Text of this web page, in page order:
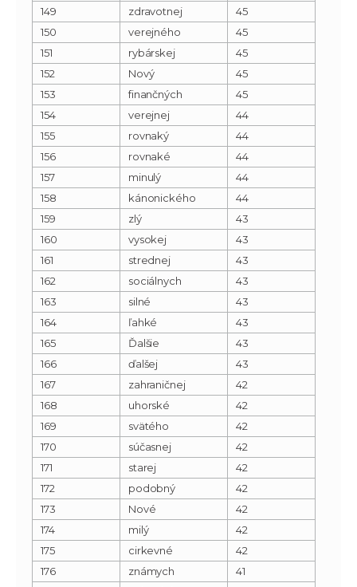
149
zdravotnej
45
150
verejného
45
151
rybárskej
45
152
Nový
45
153
finančných
45
154
verejnej
44
155
rovnaký
44
156
rovnaké
44
157
minulý
44
158
kánonického
44
159
zlý
43
160
vysokej
43
161
strednej
43
162
sociálnych
43
163
silné
43
164
ľahké
43
165
Ďalšie
43
166
ďalšej
43
167
zahraničnej
42
168
uhorské
42
169
svätého
42
170
súčasnej
42
171
starej
42
172
podobný
42
173
Nové
42
174
milý
42
175
cirkevné
42
176
známych
41